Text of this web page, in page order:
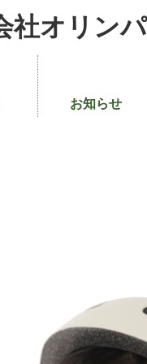
お知らせ